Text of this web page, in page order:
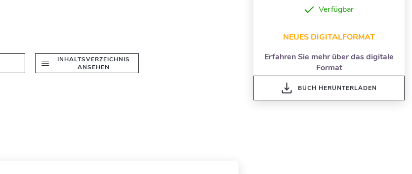
INHALTSVERZEICHNIS
ANSEHEN
Verfügbar
NEUES DIGITALFORMAT
Erfahren Sie mehr über das digitale
Format
BUCH HERUNTERLADEN